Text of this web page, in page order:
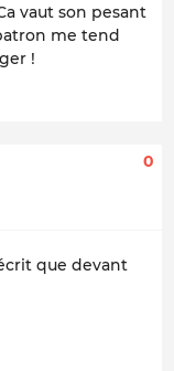
vaut son pesant
me tend
!
0
que devant